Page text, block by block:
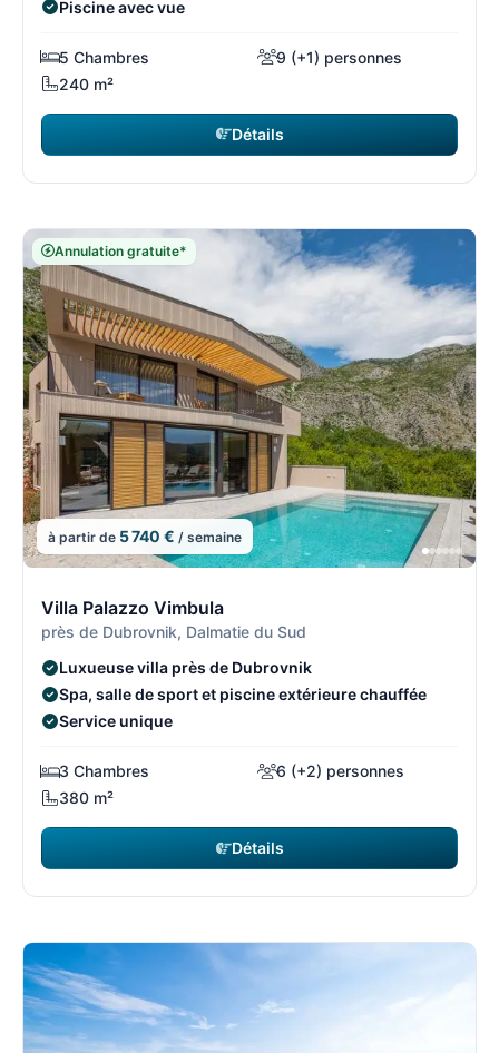
Piscine avec vue
5 Chambres
9 (+1) personnes
240 m²
Détails
Annulation gratuite*
à partir de 5 740 € / semaine
Villa Palazzo Vimbula
près de Dubrovnik, Dalmatie du Sud
Luxueuse villa près de Dubrovnik
Spa, salle de sport et piscine extérieure chauffée
Service unique
3 Chambres
6 (+2) personnes
380 m²
Détails